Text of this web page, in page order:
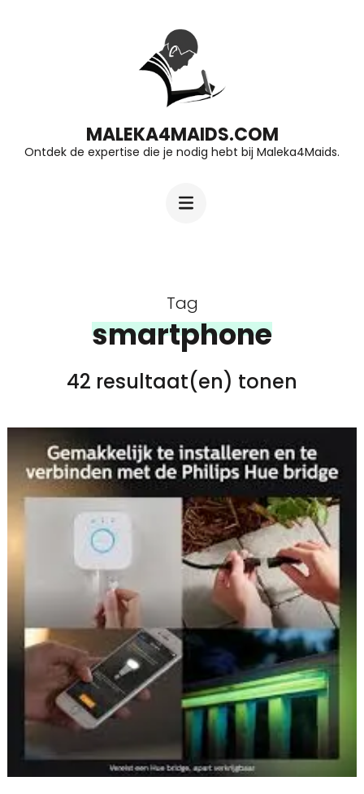
Enter)
MALEKA4MAIDS.COM
Ontdek de expertise die je nodig hebt bij Maleka4Maids.
Tag
smartphone
42 resultaat(en) tonen